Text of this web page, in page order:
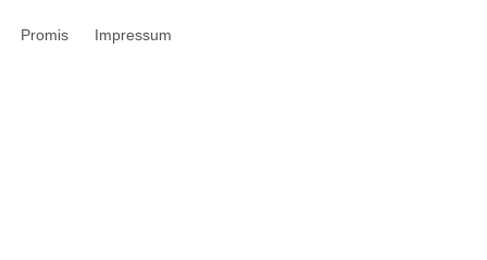
Promis Impressum